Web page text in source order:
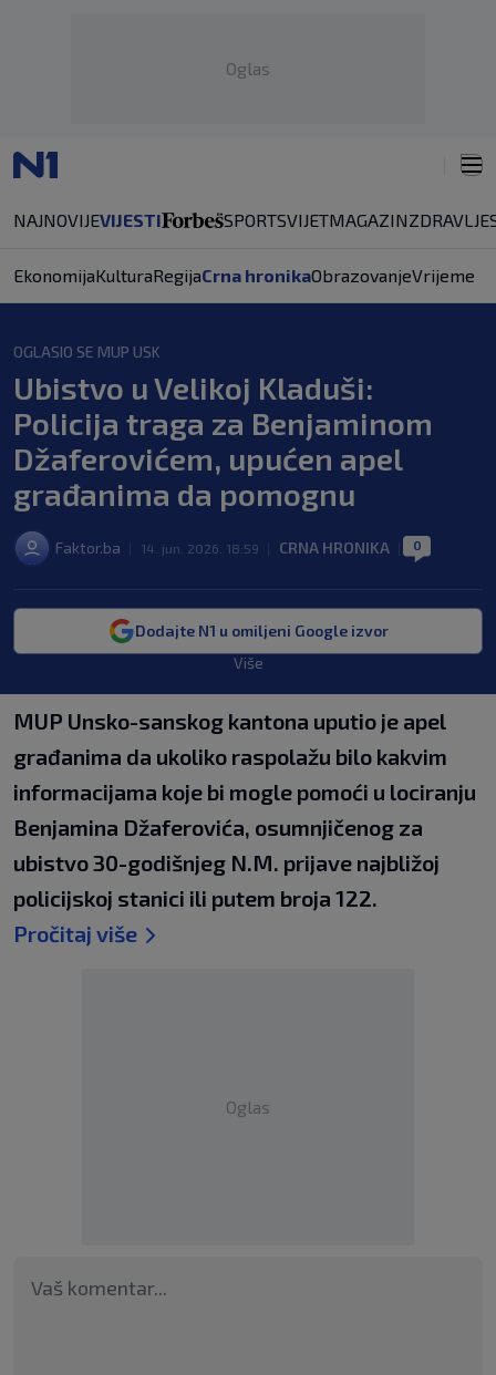
Oglas
NAJNOVIJEVIJESTI SPORTSVIJETMAGAZINZDRAVLJE
EkonomijaKulturaRegijaCrna hronikaObrazovanjeVrijeme
OGLASIO SE MUP USK
Ubistvo u Velikoj Kladuši:
Policija traga za Benjaminom
Džaferovićem, upućen apel
građanima da pomognu
Faktor.ba 14. jun. 2026. 18:59 CRNA HRONIKA 0
Dodajte N1 u omiljeni Google izvor
Više
MUP Unsko-sanskog kantona uputio je apel
građanima da ukoliko raspolažu bilo kakvim
informacijama koje bi mogle pomoći u lociranju
Benjamina Džaferovića, osumnjičenog za
ubistvo 30-godišnjeg N.M. prijave najbližoj
policijskoj stanici ili putem broja 122.
Pročitaj više
Oglas